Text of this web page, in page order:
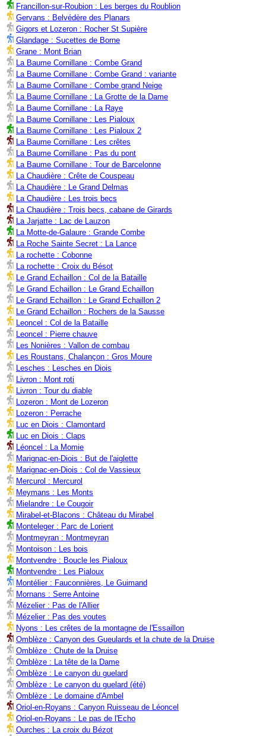
Francillon-sur-Roubion : Les berges du Roublion
Gervans : Belvédère des Planars
Gigors et Lozeron : Rocher St Supière
Glandage : Sucettes de Borne
Grane : Mont Brian
La Baume Cornillane : Combe Grand
La Baume Cornillane : Combe Grand : variante
La Baume Cornillane : Combe grand Neige
La Baume Cornillane : La Grotte de la Dame
La Baume Cornillane : La Raye
La Baume Cornillane : Les Pialoux
La Baume Cornillane : Les Pialoux 2
La Baume Cornillane : Les crêtes
La Baume Cornillane : Pas du pont
La Baume Cornillane : Tour de Barcelonne
La Chaudière : Crête de Couspeau
La Chaudière : Le Grand Delmas
La Chaudière : Les trois becs
La Chaudière : Trois becs, cabane de Girards
La Jarjatte : Lac de Lauzon
La Motte-de-Galaure : Grande Combe
La Roche Sainte Secret : La Lance
La rochette : Cobonne
La rochette : Croix du Bésot
Le Grand Echaillon : Col de la Bataille
Le Grand Echaillon : Le Grand Echaillon
Le Grand Echaillon : Le Grand Echaillon 2
Le Grand Echaillon : Rochers de la Sausse
Leoncel : Col de la Bataille
Leoncel : Pierre chauve
Les Nonières : Vallon de combau
Les Roustans, Chalançon : Gros Moure
Lesches : Lesches en Diois
Livron : Mont roti
Livron : Tour du diable
Lozeron : Mont de Lozeron
Lozeron : Perrache
Luc en Diois : Clamontard
Luc en Diois : Claps
Léoncel : La Momie
Marignac-en-Diois : But de l'aiglette
Marignac-en-Diois : Col de Vassieux
Mercurol : Mercurol
Meymans : Les Monts
Mielandre : Le Cougoir
Mirabel-et-Blacons : Château du Mirabel
Monteleger : Parc de Lorient
Montmeyran : Montmeyran
Montoison : Les bois
Montvendre : Boucle les Pialoux
Montvendre : Les Pialoux
Montélier : Fauconnières, Le Guimand
Mornans : Serre Antoine
Mézelier : Pas de l'Allier
Mézelier : Pas des voutes
Nyons : Les crêtes de la montagne de l'Essaillon
Omblèze : Canyon des Gueulards et la chute de la Druise
Omblèze : Chute de la Druise
Omblèze : La tête de la Dame
Omblèze : Le canyon du guelard
Omblèze : Le canyon du guelard (été)
Omblèze : Le domaine d'Ambel
Oriol-en-Royans : Canyon Ruisseau de Léoncel
Oriol-en-Royans : Le pas de l'Echo
Ourches : La croix du Bézot